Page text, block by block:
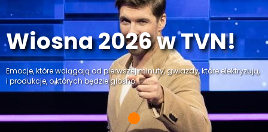
Wiosna 2026 w TVN!
Emocje, które wciągają od pierwszej minuty, gwiazdy, które elektryzują,
i produkcje, o których będzie głośno.